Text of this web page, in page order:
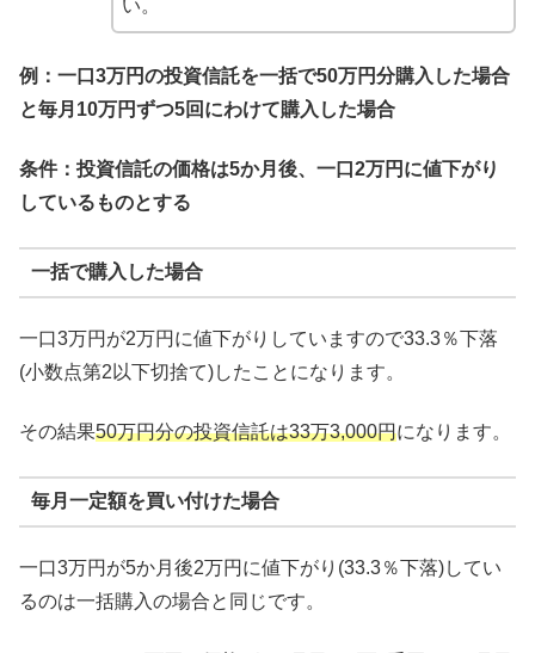
い。
例：一口3万円の投資信託を一括で50万円分購入した場合
と毎月10万円ずつ5回にわけて購入した場合
条件：投資信託の価格は5か月後、一口2万円に値下がり
しているものとする
一括で購入した場合
一口3万円が2万円に値下がりしていますので33.3％下落
(小数点第2以下切捨て)したことになります。
その結果50万円分の投資信託は33万3,000円になります。
毎月一定額を買い付けた場合
一口3万円が5か月後2万円に値下がり(33.3％下落)してい
るのは一括購入の場合と同じです。